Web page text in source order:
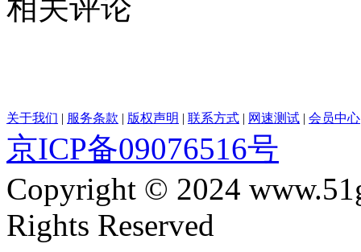
相关评论
关于我们 | 服务条款 | 版权声明 | 联系方式 | 网速测试 | 会员中心
京ICP备09076516号
Copyright © 2024
Rights Reserved